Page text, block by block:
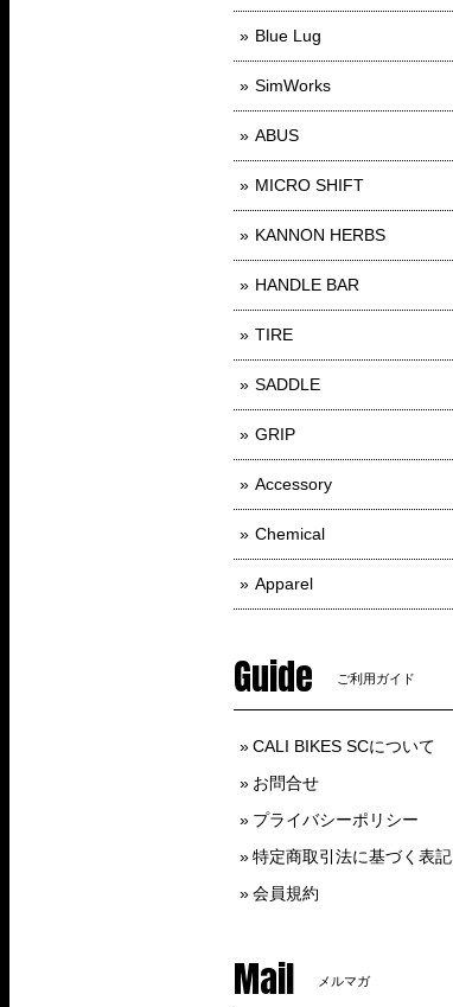
Blue Lug
SimWorks
ABUS
MICRO SHIFT
KANNON HERBS
HANDLE BAR
TIRE
SADDLE
GRIP
Accessory
Chemical
Apparel
Guide ご利用ガイド
CALI BIKES SCについて
お問合せ
プライバシーポリシー
特定商取引法に基づく表記
会員規約
Mail メルマガ